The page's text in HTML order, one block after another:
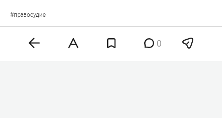
#правосудие
0